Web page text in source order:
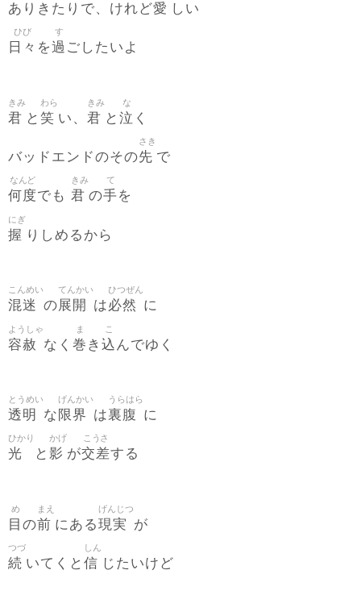
ありきたりで、けれど愛 しい
日々
ひび
を過
す
ごしたいよ
君
きみ
と 笑
わら
い、 君
きみ
と 泣
な
く
バッドエンドのその先
さき
で
何度
なんど
でも 君
きみ
の手
て
を
握
にぎ
りしめるから
混迷
こんめい
の展開
てんかい
は必然
ひつぜん
に
容赦
ようしゃ
なく 巻
ま
き 込
こ
んでゆく
透明
とうめい
な 限界
げんかい
は裏腹
うらはら
に
光
ひかり
と 影
かげ
が交差
こうさ
する
目
め
の前
まえ
にある現実
げんじつ
が
続
つづ
いてくと 信
しん
じたいけど